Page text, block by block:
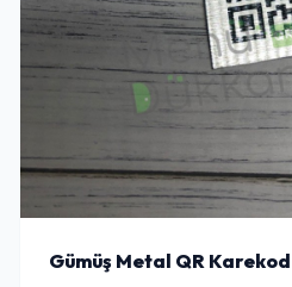
Gümüş Metal QR